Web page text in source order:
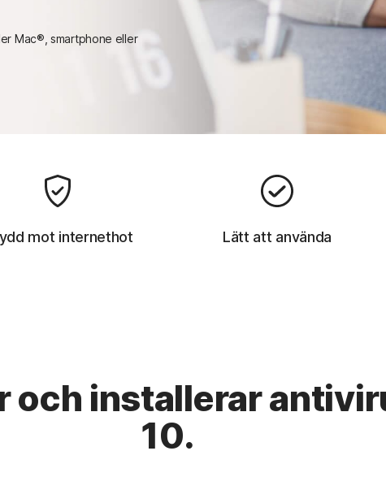
Mac®, smartphone eller
mot internethot Lätt att använda
och installerar
10.